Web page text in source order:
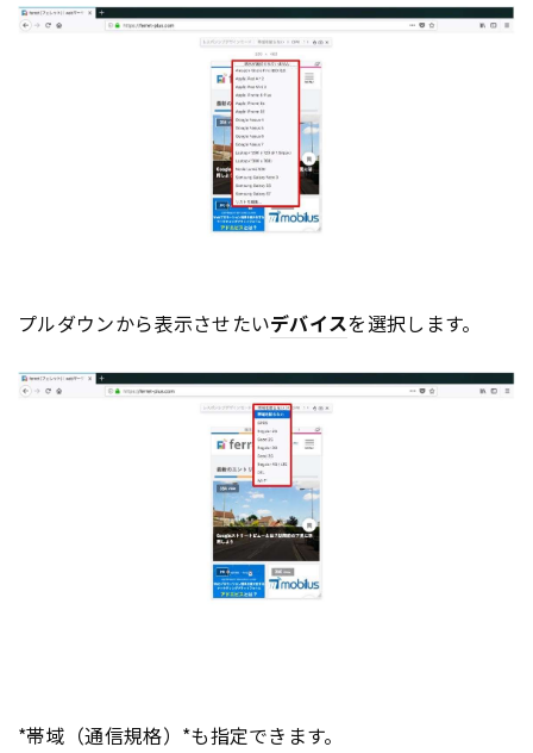
プルダウンから表示させたいデバイスを選択します。
*帯域（通信規格）*も指定できます。